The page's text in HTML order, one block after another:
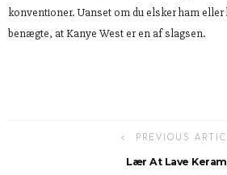
konventioner. Uanset om du elsker ham eller
benægte, at Kanye West er en af slagsen.
PREVIOUS
Lær At Lave